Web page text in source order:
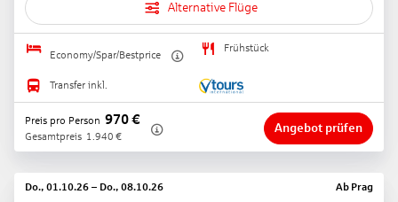
Alternative Flüge
Economy/Spar/Bestprice
Frühstück
Transfer inkl.
Preis pro Person 970€
Gesamtpreis 1.940 €
Angebot prüfen
Do., 01.10.26 – Do., 08.10.26 Ab Prag